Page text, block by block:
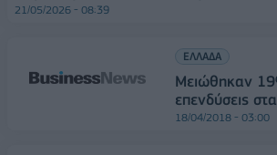
21/05/2026 - 08:39
ΕΛΛΑΔΑ
Μειώθηκαν
επενδύσεις
18/04/2018 - 03:00